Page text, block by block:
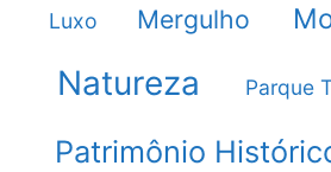
Luxo Mergulho
Natureza Parque
Patrimônio